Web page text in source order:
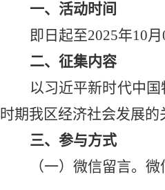
一、活动时间
即日起至2025年10月
二、征集内容
以习近平新时代中
时期我区经济社会发展
三、参与方式
（一）微信留言。